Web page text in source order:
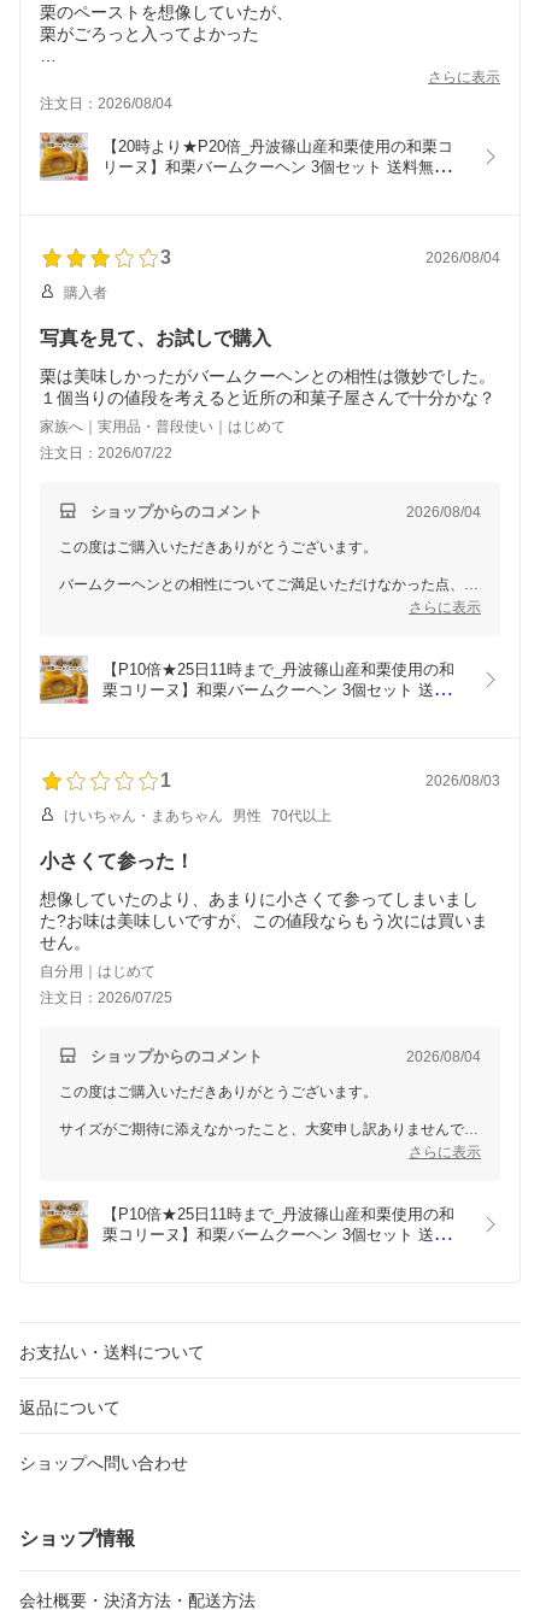
栗のペーストを想像していたが、
栗がごろっと入ってよかった
さらに表示
注文日：2026/08/04
【20時より★P20倍_丹波篠山産和栗使用の和栗コ
リーヌ】和栗バームクーヘン 3個セット 送料無料
ツ お茶請け くりの里
3 2026/08/04
購入者
写真を見て、お試しで購入
栗は美味しかったがバームクーヘンとの相性は微妙でした。
１個当りの値段を考えると近所の和菓子屋さんで十分かな？
家族へ｜実用品・普段使い｜はじめて
注文日：2026/07/22
ショップからのコメント 2026/08/04
この度はご購入いただきありがとうございます。
バームクーヘンとの相性についてご満足いただけなかった点、お
ます。
改めまして、率直なご感想をお寄せくださりありがとうございま
さらに表示
【P10倍★25日11時まで_丹波篠山産和栗使用の和
栗コリーヌ】和栗バームクーヘン 3個セット 送料無
イーツ くりの里
1 2026/08/03
けいちゃん・まあちゃん 男性 70代以上
小さくて参った！
想像していたのより、あまりに小さくて参ってしまいまし
た?お味は美味しいですが、この値段ならもう次には買いま
せん。
自分用｜はじめて
注文日：2026/07/25
ショップからのコメント 2026/08/04
この度はご購入いただきありがとうございます。
サイズがご期待に添えなかったこと、大変申し訳ありませんでし
後の商品改善に努めてまいります。
お味について「美味しい」とのお言葉をいただき、誠にありがと
うございます。
さらに表示
【P10倍★25日11時まで_丹波篠山産和栗使用の和
栗コリーヌ】和栗バームクーヘン 3個セット 送料無
お支払い・送料について
返品について
ショップへ問い合わせ
ショップ情報
会社概要・決済方法・配送方法